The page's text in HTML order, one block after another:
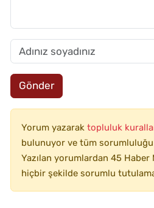
Gönder
Yorum yazarak topluluk
bulunuyor ve tüm
Yazılan yorumlardan 45 Haber
hiçbir şekilde sorumlu